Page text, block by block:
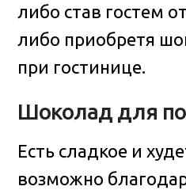
либо став гостем
либо приобретя
при гостинице.
Шоколад для
Есть сладкое и
возможно